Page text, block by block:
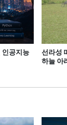
인공지능
선라성
하늘 아